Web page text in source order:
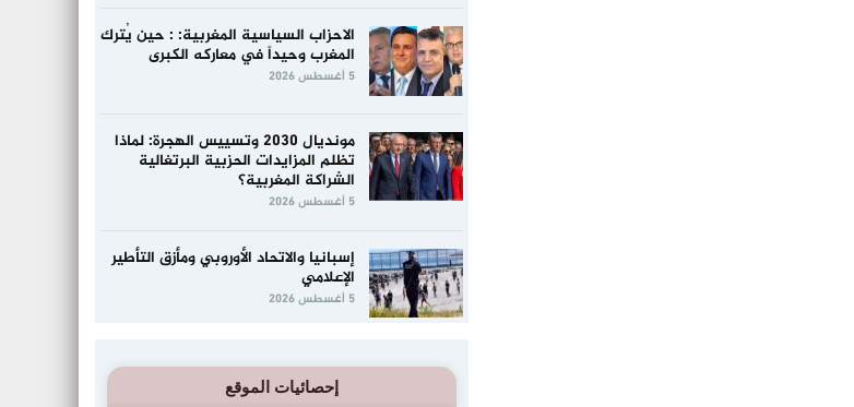
الاحزاب السياسية المغربية: : حين يُترك
المغرب وحيداً في معاركه الكبرى
5 أغسطس 2026
مونديال 2030 وتسييس الهجرة: لماذا
تظلم المزايدات الحزبية البرتغالية
الشراكة المغربية؟
5 أغسطس 2026
إسبانيا والاتحاد الأوروبي ومأزق التأطير
الإعلامي
5 أغسطس 2026
إحصائيات الموقع